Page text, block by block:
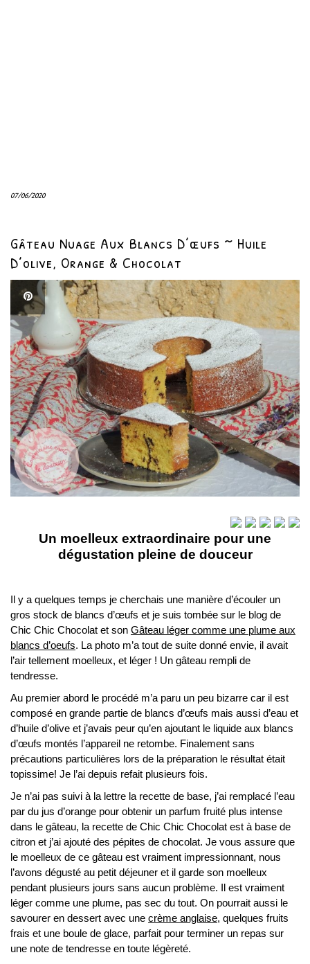
07/06/2020
Gâteau Nuage Aux Blancs D’œufs ~ Huile
D’olive, Orange & Chocolat
Un moelleux extraordinaire pour une
dégustation pleine de douceur
Il y a quelques temps je cherchais une manière d’écouler un
gros stock de blancs d’œufs et je suis tombée sur le blog de
Chic Chic Chocolat et son Gâteau léger comme une plume aux
blancs d’oeufs. La photo m’a tout de suite donné envie, il avait
l’air tellement moelleux, et léger ! Un gâteau rempli de
tendresse.
Au premier abord le procédé m’a paru un peu bizarre car il est
composé en grande partie de blancs d’œufs mais aussi d’eau et
d’huile d’olive et j’avais peur qu’en ajoutant le liquide aux blancs
d’œufs montés l’appareil ne retombe. Finalement sans
précautions particulières lors de la préparation le résultat était
topissime! Je l’ai depuis refait plusieurs fois.
Je n’ai pas suivi à la lettre la recette de base, j’ai remplacé l’eau
par du jus d’orange pour obtenir un parfum fruité plus intense
dans le gâteau, la recette de Chic Chic Chocolat est à base de
citron et j’ai ajouté des pépites de chocolat. Je vous assure que
le moelleux de ce gâteau est vraiment impressionnant, nous
l’avons dégusté au petit déjeuner et il garde son moelleux
pendant plusieurs jours sans aucun problème. Il est vraiment
léger comme une plume, pas sec du tout. On pourrait aussi le
savourer en dessert avec une crème anglaise, quelques fruits
frais et une boule de glace, parfait pour terminer un repas sur
une note de tendresse en toute légèreté.